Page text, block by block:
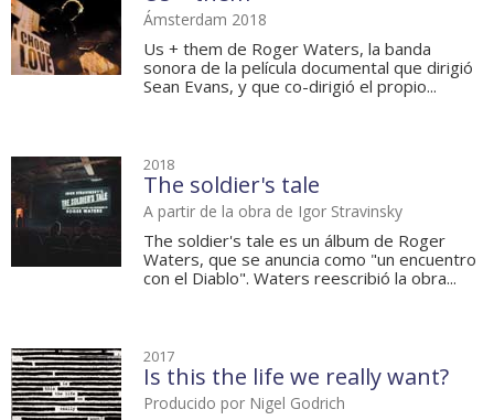
Ámsterdam 2018
Us + them de Roger Waters, la banda
sonora de la película documental que dirigió
Sean Evans, y que co-dirigió el propio...
2018
The soldier's tale
A partir de la obra de Igor Stravinsky
The soldier's tale es un álbum de Roger
Waters, que se anuncia como "un encuentro
con el Diablo". Waters reescribió la obra...
2017
Is this the life we really want?
Producido por Nigel Godrich